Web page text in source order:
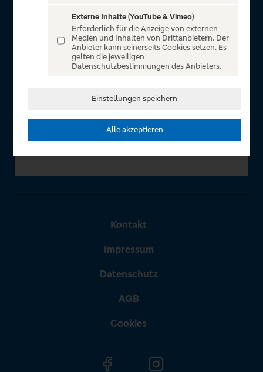
für alle Kunden der Volksbanken Raiffeisenbanken. Auf
unserem einzigartigen Portal finden Sie Tickets für
atemberaubende Konzerte, Musicals und Shows, die
Fußball-Bundesliga sowie die Champions League und die
In Zusammenarbeit mit
Kontakt
Impressum
Datenschutz
AGB
Cookies
Externe Inhalte (YouTube & Vimeo)
Erforderlich für die Anzeige von externen
Medien und Inhalten von Drittanbietern. Der
Anbieter kann seinerseits Cookies setzen. Es
gelten die jeweiligen
Datenschutzbestimmungen des Anbieters.
Einstellungen speichern
Alle akzeptieren